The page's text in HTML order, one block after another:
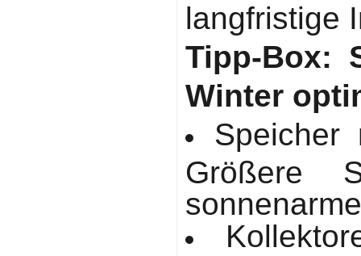
langfristige
Tipp-Box:
Winter
Speicher
Größere